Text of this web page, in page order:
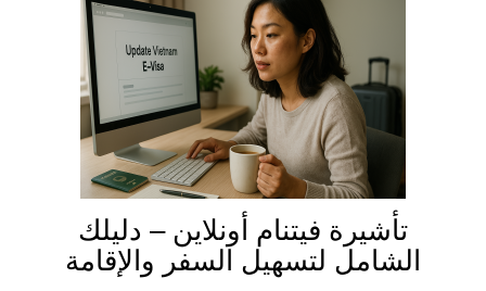
تأشيرة فيتنام أونلاين – دليلك
الشامل لتسهيل السفر والإقامة